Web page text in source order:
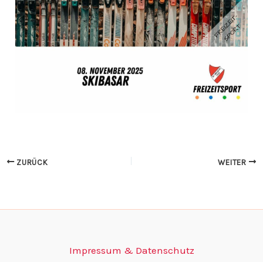
ZURÜCK WEITER
Impressum & Datenschutz